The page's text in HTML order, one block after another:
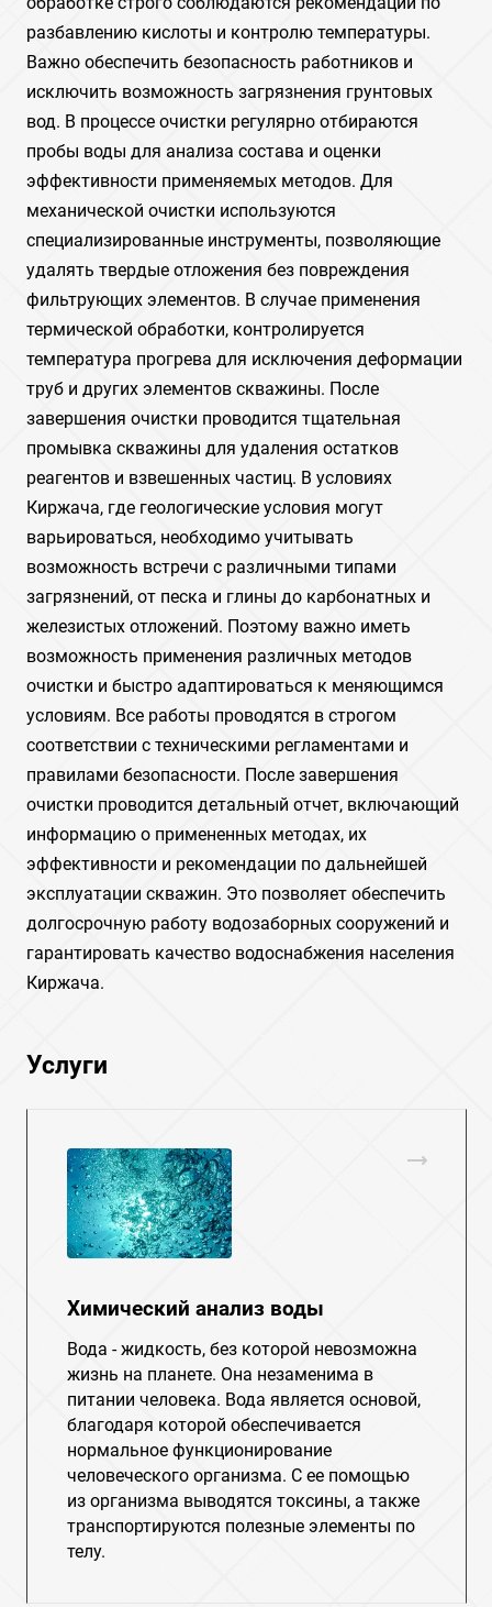
разбавлению кислоты и контролю температуры.
Важно обеспечить безопасность работников и
исключить возможность загрязнения грунтовых
вод. В процессе очистки регулярно отбираются
пробы воды для анализа состава и оценки
эффективности применяемых методов. Для
механической очистки используются
специализированные инструменты, позволяющие
удалять твердые отложения без повреждения
фильтрующих элементов. В случае применения
термической обработки, контролируется
температура прогрева для исключения деформации
труб и других элементов скважины. После
завершения очистки проводится тщательная
промывка скважины для удаления остатков
реагентов и взвешенных частиц. В условиях
Киржача, где геологические условия могут
варьироваться, необходимо учитывать
возможность встречи с различными типами
загрязнений, от песка и глины до карбонатных и
железистых отложений. Поэтому важно иметь
возможность применения различных методов
очистки и быстро адаптироваться к меняющимся
условиям. Все работы проводятся в строгом
соответствии с техническими регламентами и
правилами безопасности. После завершения
очистки проводится детальный отчет, включающий
информацию о примененных методах, их
эффективности и рекомендации по дальнейшей
эксплуатации скважин. Это позволяет обеспечить
долгосрочную работу водозаборных сооружений и
гарантировать качество водоснабжения населения
Киржача.
Услуги
Химический анализ воды
Вода - жидкость, без которой невозможна
жизнь на планете. Она незаменима в
питании человека. Вода является основой,
благодаря которой обеспечивается
нормальное функционирование
человеческого организма. С ее помощью
из организма выводятся токсины, а также
транспортируются полезные элементы по
телу.